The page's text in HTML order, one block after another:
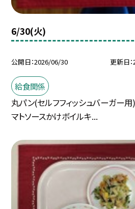
6/30(火)
公開日 2026/06/30 更新日
給食関係
丸パン(セルフフィッシュバーガー用
マトソースかけボイルキ...